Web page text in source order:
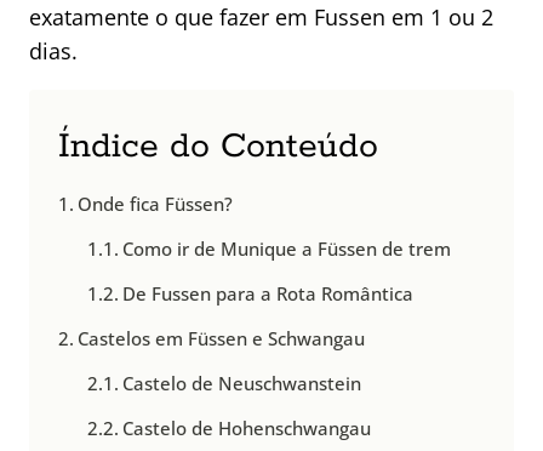
exatamente o que fazer em Fussen em 1 ou 2
dias.
Índice do Conteúdo
Onde fica Füssen?
Como ir de Munique a Füssen de trem
De Fussen para a Rota Romântica
Castelos em Füssen e Schwangau
Castelo de Neuschwanstein
Castelo de Hohenschwangau